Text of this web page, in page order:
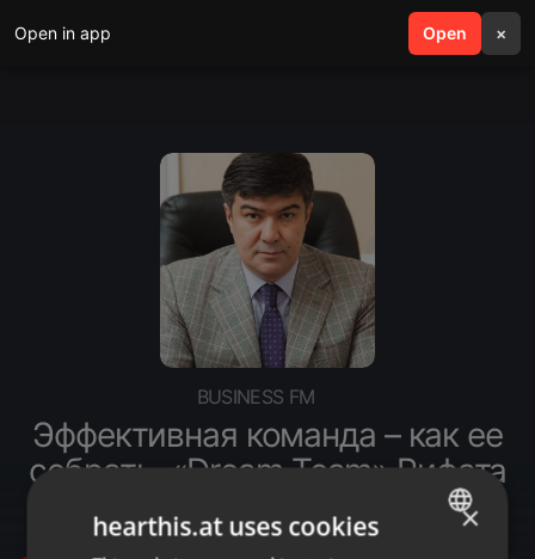
Open in app Open ×
search menu
BUSINESS FM
Эффективная команда – как ее
собрать. «Dream Team» Рифата
Абдураманова
×
hearthis.at uses cookies